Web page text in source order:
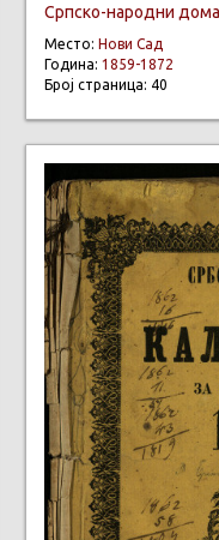
Српско-народни
Место: Нови Сад
Година: 1859-1872
Број страница: 40